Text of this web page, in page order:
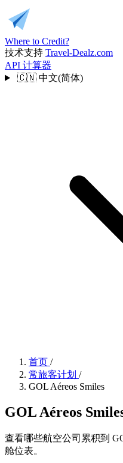
Where to Credit?
技术支持 Travel-Dealz.com
API 计算器
🇨🇳 中文(简体)
首页 /
常旅客计划 /
GOL Aéreos Smiles
GOL Aéreos
查看哪些航空公司累积到
舱位表。